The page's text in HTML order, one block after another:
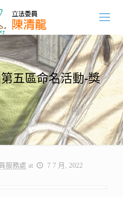
五區命名活動-獎
服務處 at 7 7 月, 2022